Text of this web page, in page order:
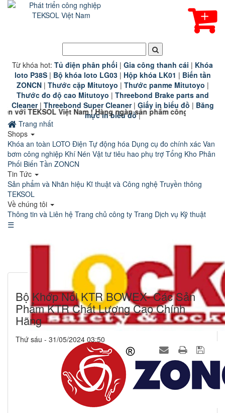
Từ khóa hot: Tủ điện phân phối | Gia công thanh cái | Khóa
loto P38S| Bộ khóa loto LG03| Hộp khóa LK01 | Biến tần
ZONCN| Thước cặp Mitutoyo | Thước panme Mitutoyo |
Thước đo độ cao Mitutoyo | Threebond Brake parts and
Cleaner| Threebond Super Cleaner| Giấy in biểu đồ | Băng
mực in biểu đồ |
Việt Nam ! Hàng ngàn sản phẩm công nghiệp chính hãng
Trang nhất
Shops
Khóa an toàn LOTO Điện Tự động hóa Dụng cụ đo chính xác Van
bơm công nghiệp Khí Nén Vật tư tiêu hao phụ trợ Tổng Kho Phân
Phối Biến Tần ZONCN
Tin Tức
Sản phẩm và Nhãn hiệu Kĩ thuật và Công nghệ Truyền thông
TEKSOL
Về chúng tôi
Thông tin và Liên hệ Trang chủ công ty Trang Dịch vụ Kỹ thuật
☰
Bộ Khớp Nối KTR BOWEX- Các Sản
Phẩm KTR Chất Lượng Cao Chính
Hãng
Thứ sáu - 31/05/2024 03:50